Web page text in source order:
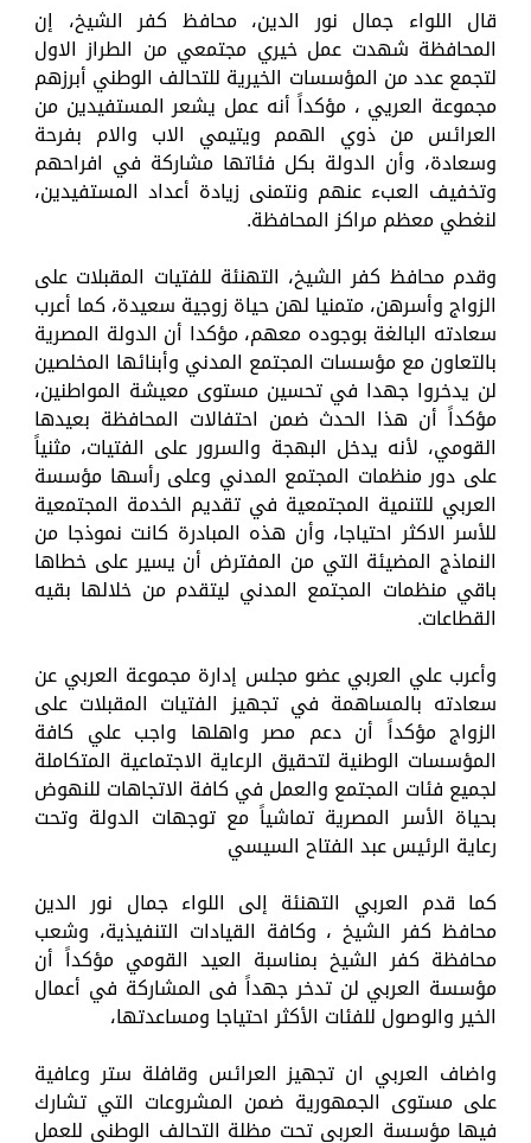
قال اللواء جمال نور الدين، محافظ كفر الشيخ، إن
المحافظة شهدت عمل خيري مجتمعي من الطراز الاول
لتجمع عدد من المؤسسات الخيرية للتحالف الوطني أبرزهم
مجموعة العريي ، مؤكداً أنه عمل يشعر المستفيدين من
العرائس من ذوي الهمم ويتيمي الاب والام بفرحة
وسعادة، وأن الدولة بكل فئاتها مشاركة في افراحهم
وتخفيف العبء عنهم ونتمنى زيادة أعداد المستفيدين،
لنغطي معظم مراكز المحافظة.
وقدم محافظ كفر الشيخ، التهنئة للفتيات المقبلات على
الزواج وأسرهن، متمنيا لهن حياة زوجية سعيدة، كما أعرب
سعادته البالغة بوجوده معهم، مؤكدا أن الدولة المصرية
بالتعاون مع مؤسسات المجتمع المدني وأبنائها المخلصين
لن يدخروا جهدا في تحسين مستوى معيشة المواطنين،
مؤكداً أن هذا الحدث ضمن احتفالات المحافظة بعيدها
القومي، لأنه يدخل البهجة والسرور على الفتيات، مثنياً
على دور منظمات المجتمع المدني وعلى رأسها مؤسسة
العربي للتنمية المجتمعية في تقديم الخدمة المجتمعية
للأسر الاكثر احتياجا، وأن هذه المبادرة كانت نموذجا من
النماذج المضيئة التي من المفترض أن يسير على خطاها
باقي منظمات المجتمع المدني ليتقدم من خلالها بقيه
القطاعات.
وأعرب علي العربي عضو مجلس إدارة مجموعة العربي عن
سعادته بالمساهمة في تجهيز الفتيات المقبلات على
الزواج مؤكداً أن دعم مصر واهلها واجب علي كافة
المؤسسات الوطنية لتحقيق الرعاية الاجتماعية المتكاملة
لجميع فئات المجتمع والعمل في كافة الاتجاهات للنهوض
بحياة الأسر المصرية تماشياً مع توجهات الدولة وتحت
رعاية الرئيس عبد الفتاح السيسي
كما قدم العربي التهنئة إلى اللواء جمال نور الدين
محافظ كفر الشيخ ، وكافة القيادات التنفيذية، وشعب
محافظة كفر الشيخ بمناسبة العيد القومي مؤكداً أن
مؤسسة العربي لن تدخر جهداً فى المشاركة في أعمال
الخير والوصول للفئات الأكثر احتياجا ومساعدتها،
واضاف العربي ان تجهيز العرائس وقافلة ستر وعافية
على مستوى الجمهورية ضمن المشروعات التي تشارك
فيها مؤسسة العربي تحت مظلة التحالف الوطني للعمل